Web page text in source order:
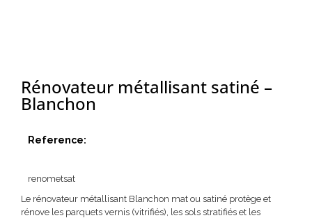
Rénovateur métallisant satiné –
Blanchon
Reference:
renometsat
Le rénovateur métallisant Blanchon mat ou satiné protège et
rénove les parquets vernis (vitrifiés), les sols stratifiés et les